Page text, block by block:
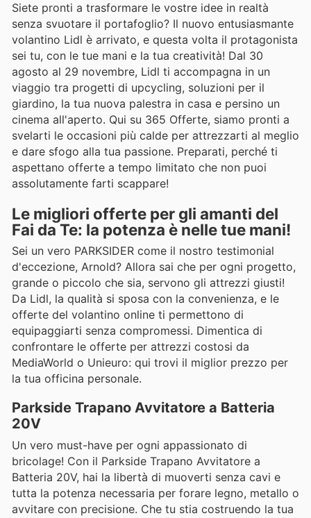
Siete pronti a trasformare le vostre idee in realtà
senza svuotare il portafoglio? Il nuovo entusiasmante
volantino Lidl è arrivato, e questa volta il protagonista
sei tu, con le tue mani e la tua creatività! Dal 30
agosto al 29 novembre, Lidl ti accompagna in un
viaggio tra progetti di upcycling, soluzioni per il
giardino, la tua nuova palestra in casa e persino un
cinema all'aperto. Qui su 365 Offerte, siamo pronti a
svelarti le occasioni più calde per attrezzarti al meglio
e dare sfogo alla tua passione. Preparati, perché ti
aspettano offerte a tempo limitato che non puoi
assolutamente farti scappare!
Le migliori offerte per gli amanti del
Fai da Te: la potenza è nelle tue mani!
Sei un vero PARKSIDER come il nostro testimonial
d'eccezione, Arnold? Allora sai che per ogni progetto,
grande o piccolo che sia, servono gli attrezzi giusti!
Da Lidl, la qualità si sposa con la convenienza, e le
offerte del volantino online ti permettono di
equipaggiarti senza compromessi. Dimentica di
confrontare le offerte per attrezzi costosi da
MediaWorld o Unieuro: qui trovi il miglior prezzo per
la tua officina personale.
Parkside Trapano Avvitatore a Batteria
20V
Un vero must-have per ogni appassionato di
bricolage! Con il Parkside Trapano Avvitatore a
Batteria 20V, hai la libertà di muoverti senza cavi e
tutta la potenza necessaria per forare legno, metallo o
avvitare con precisione. Che tu stia costruendo la tua